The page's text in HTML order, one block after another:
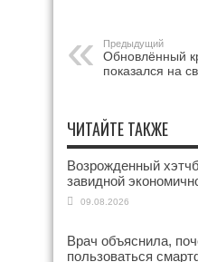
Предыдущий
Обновлённый
показался на
ЧИТАЙТЕ ТАКЖЕ
Возрожденный
завидной
09.08.2026
Врач объяснила,
пользоваться